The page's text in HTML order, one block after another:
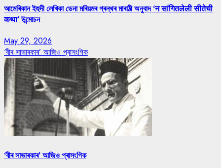
আমেৰিকান ইহুদী লেখিকা ডেনা মৰিয়মৰ গ্ৰন্থৰ মাৰাঠী অনুবাদ ‘न सांगितलेली सीतेची
कथा’ উন্মোচন
May 29, 2026
‘বীৰ সাভাৰকাৰ’ আজিও প্ৰাসংগিক
‘বীৰ সাভাৰকাৰ’ আজিও প্ৰাসংগিক